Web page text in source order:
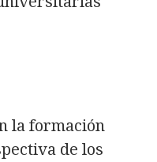
la formación
de los